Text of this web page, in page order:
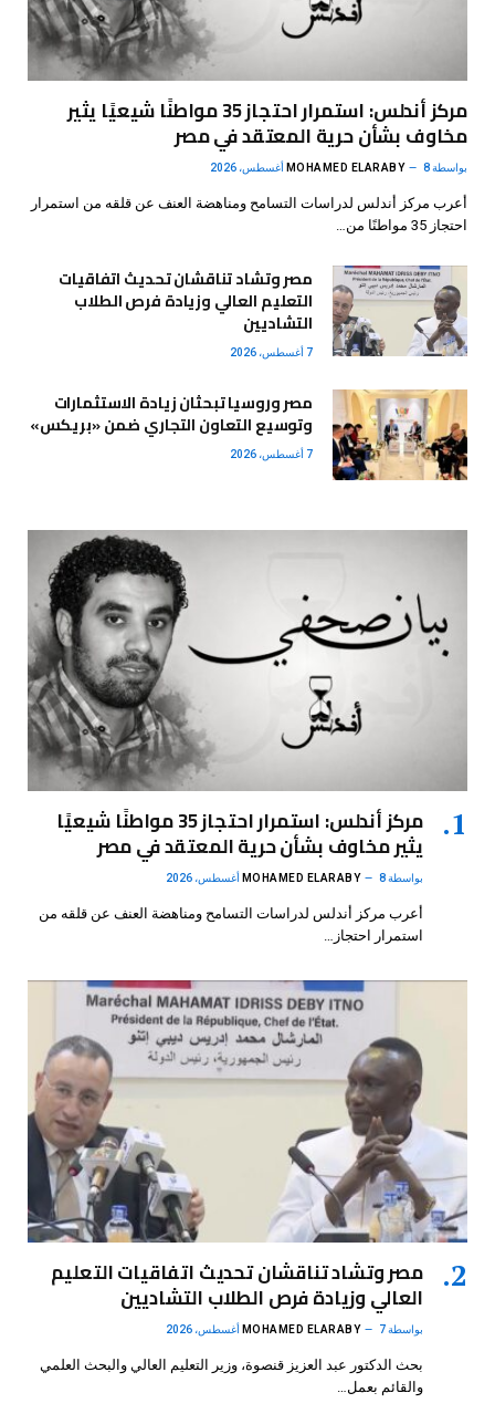
مركز أندلس: استمرار احتجاز 35 مواطنًا شيعيًا يثير
مخاوف بشأن حرية المعتقد في مصر
بواسطة MOHAMED ELARABY 8 أغسطس، 2026
أعرب مركز أندلس لدراسات التسامح ومناهضة العنف عن قلقه من استمرار
احتجاز 35 مواطنًا من…
مصر وتشاد تناقشان تحديث اتفاقيات
التعليم العالي وزيادة فرص الطلاب
التشاديين
7 أغسطس، 2026
مصر وروسيا تبحثان زيادة الاستثمارات
وتوسيع التعاون التجاري ضمن «بريكس»
7 أغسطس، 2026
مركز أندلس: استمرار احتجاز 35 مواطنًا شيعيًا
يثير مخاوف بشأن حرية المعتقد في مصر
بواسطة MOHAMED ELARABY 8 أغسطس، 2026
أعرب مركز أندلس لدراسات التسامح ومناهضة العنف عن قلقه من
استمرار احتجاز…
مصر وتشاد تناقشان تحديث اتفاقيات التعليم
العالي وزيادة فرص الطلاب التشاديين
بواسطة MOHAMED ELARABY 7 أغسطس، 2026
بحث الدكتور عبد العزيز قنصوة، وزير التعليم العالي والبحث العلمي
والقائم بعمل…